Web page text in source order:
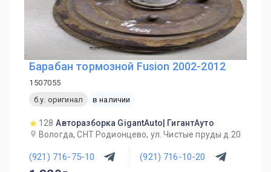
Барабан тормозной Fusion 2002-2012
1507055
б.у. оригинал
в наличии
128 Авторазборка GigantAuto| ГигантАуто
Вологда, СНТ Родионцево, ул. Чистые пруды д.20
(921) 716-75-10 (921) 716-10-20